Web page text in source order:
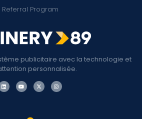
publicitaire avec la technologie et
personnalisée.
Referral Program